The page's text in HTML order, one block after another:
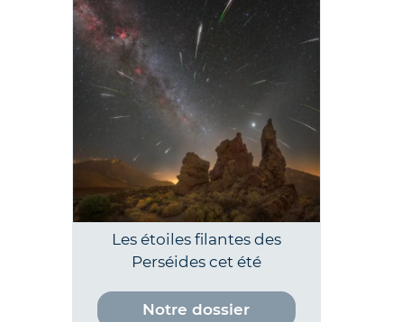
Les étoiles filantes des
Perséides cet été
Notre dossier